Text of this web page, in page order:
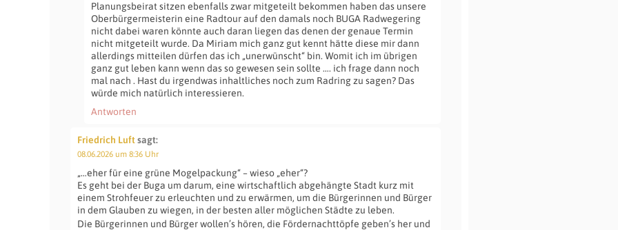
Planungsbeirat sitzen ebenfalls zwar mitgeteilt bekommen haben das unsere
Oberbürgermeisterin eine Radtour auf den damals noch BUGA Radwegering
nicht dabei waren könnte auch daran liegen das denen der genaue Termin
nicht mitgeteilt wurde. Da Miriam mich ganz gut kennt hätte diese mir dann
allerdings mitteilen dürfen das ich „unerwünscht“ bin. Womit ich im übrigen
ganz gut leben kann wenn das so gewesen sein sollte …. ich frage dann noch
mal nach . Hast du irgendwas inhaltliches noch zum Radring zu sagen? Das
würde mich natürlich interessieren.
Antworten
Friedrich Luftsagt:
08.06.2026 um 8:36 Uhr
„…eher für eine grüne Mogelpackung“ – wieso „eher“?
Es geht bei der Buga um darum, eine wirtschaftlich abgehängte Stadt kurz mit
einem Strohfeuer zu erleuchten und zu erwärmen, um die Bürgerinnen und Bürger
in dem Glauben zu wiegen, in der besten aller möglichen Städte zu leben.
Die Bürgerinnen und Bürger wollen’s hören, die Fördernachttöpfe geben’s her und